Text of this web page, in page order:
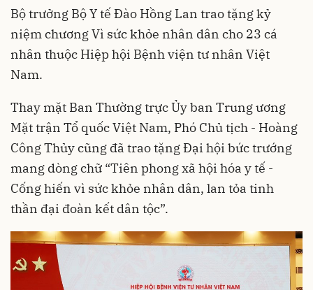
Bộ trưởng Bộ Y tế Đào Hồng Lan trao tặng kỷ
niệm chương Vì sức khỏe nhân dân cho 23 cá
nhân thuộc Hiệp hội Bệnh viện tư nhân Việt
Nam.
Thay mặt Ban Thường trực Ủy ban Trung ương
Mặt trận Tổ quốc Việt Nam, Phó Chủ tịch - Hoàng
Công Thủy cũng đã trao tặng Đại hội bức trướng
mang dòng chữ “Tiên phong xã hội hóa y tế -
Cống hiến vì sức khỏe nhân dân, lan tỏa tinh
thần đại đoàn kết dân tộc”.